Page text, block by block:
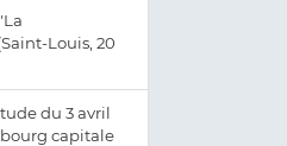
Louis, 20
du 3 avril
capitale